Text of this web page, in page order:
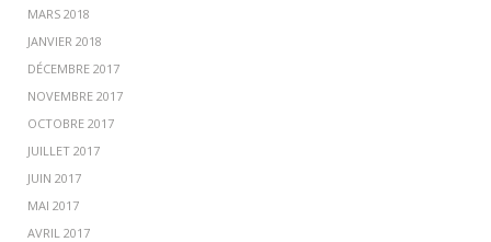
MARS 2018
JANVIER 2018
DÉCEMBRE 2017
NOVEMBRE 2017
OCTOBRE 2017
JUILLET 2017
JUIN 2017
MAI 2017
AVRIL 2017